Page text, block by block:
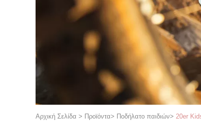
Αρχική Σελίδα > Προϊόντα> Ποδήλατο παιδιών> 20er